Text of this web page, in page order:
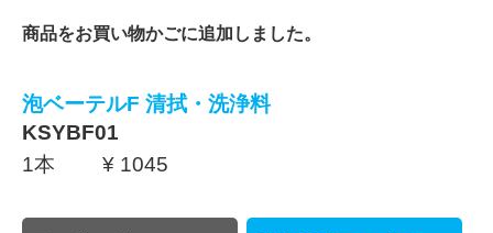
商品をお買い物かごに追加しました。
泡ベーテルF 清拭・洗浄料
KSYBF01
1本 ¥ 1045